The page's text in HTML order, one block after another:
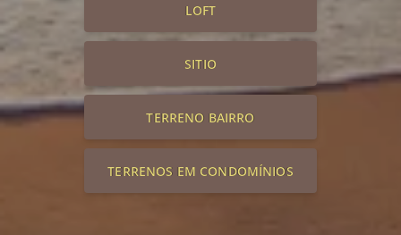
LOFT
SITIO
TERRENO BAIRRO
TERRENOS EM CONDOMÍNIOS